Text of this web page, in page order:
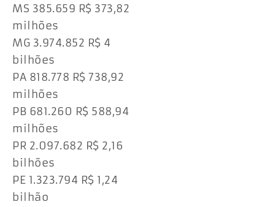
MS 385.659 R$ 373,82
milhões
MG 3.974.852 R$ 4
bilhões
PA 818.778 R$ 738,92
milhões
PB 681.260 R$ 588,94
milhões
PR 2.097.682 R$ 2,16
bilhões
PE 1.323.794 R$ 1,24
bilhão